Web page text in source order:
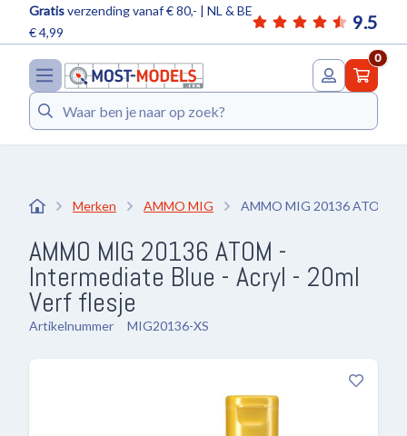
9.5
Gratisverzending vanaf € 80,- | NL & BE
€ 4,99
0
Zoeken
Merken AMMO MIG AMMO MIG 20136 ATOM -
AMMO MIG 20136 ATOM -
Intermediate Blue - Acryl - 20ml
Verf flesje
Artikelnummer MIG20136-XS